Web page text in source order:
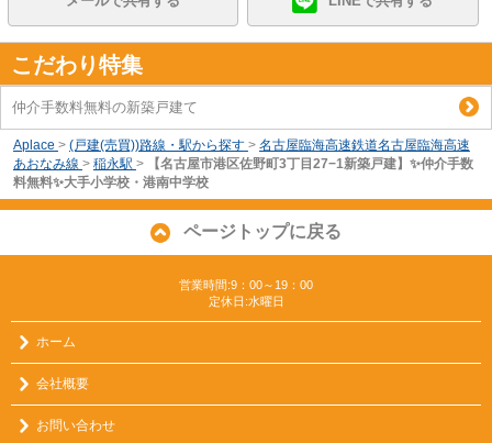
こだわり特集
仲介手数料無料の新築戸建て
Aplace > (戸建(売買))路線・駅から探す > 名古屋臨海高速鉄道名古屋臨海高速
あおなみ線 > 稲永駅 >
【名古屋市港区佐野町3丁目27−1新築戸建】✨️仲介手数
料無料✨️大手小学校・港南中学校
ページトップに戻る
営業時間:9：00～19：00
定休日:水曜日
ホーム
会社概要
お問い合わせ